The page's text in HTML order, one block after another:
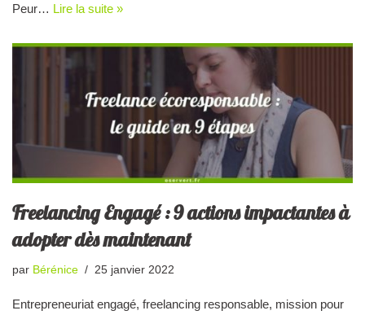
Peur… Lire la suite »
Freelancing Engagé : 9 actions impactantes à
adopter dès maintenant
par Bérénice 25 janvier 2022
Entrepreneuriat engagé, freelancing responsable, mission pour